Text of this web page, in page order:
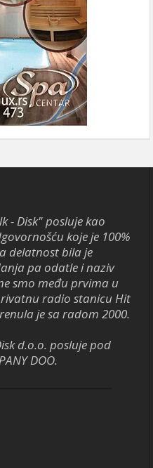
- Disk" posluje kao
koje je 100%
delatnost bila je
pa odatle i naziv
smo među prvima u
radio stanicu Hit
je sa radom 2000.
d.o.o. posluje pod
DOO.